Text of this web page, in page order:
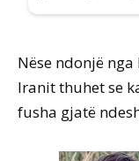
Nëse ndonjë
Iranit thuhet se
fusha gjatë